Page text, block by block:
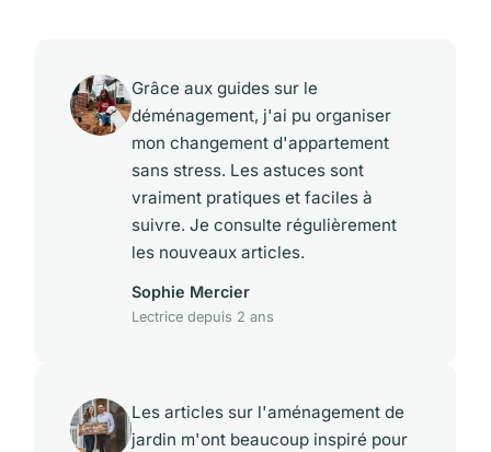
Grâce aux guides sur le
déménagement, j'ai pu organiser
mon changement d'appartement
sans stress. Les astuces sont
vraiment pratiques et faciles à
suivre. Je consulte régulièrement
les nouveaux articles.
Sophie Mercier
Lectrice depuis 2 ans
Les articles sur l'aménagement de
jardin m'ont beaucoup inspiré pour